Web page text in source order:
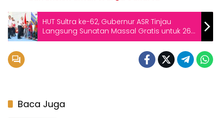
HUT Sultra ke-62, Gubernur ASR Tinjau
Langsung Sunatan Massal Gratis untuk 260
Anak
Baca Juga